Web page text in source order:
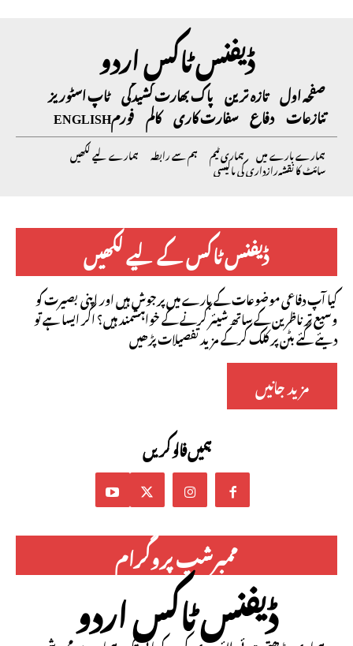
ڈیفنس ٹاکس اردو
صفحہ اول تازہ ترین پاک بھارت کشیدگی ٹاپ اسٹوریز
تنازعات دفاع سفارت کاری کالم فورمENGLISH
ہمارے بارے میں ہماری ٹیم ہم سے رابطہ ہمارے لیے لکھیں
سائٹ کا نقشہرازداری کی پالیسی
ڈیفنس ٹاکس کے لیے لکھیں
کیا آپ دفاعی موضوعات کے بارے میں پرجوش ہیں اور اپنی بصیرت کو
وسیع تر ناظرین کے ساتھ شیئر کرنے کے خواہشمند ہیں؟ اگر ایسا ہے تو
دیئے گئے بٹن پر کلک کرکے مزید تفصیلات پڑھیں
مزید جانیں
ہمیں فالو کریں
ممبرشپ پروگرام
ڈیفنس ٹاکس اردو